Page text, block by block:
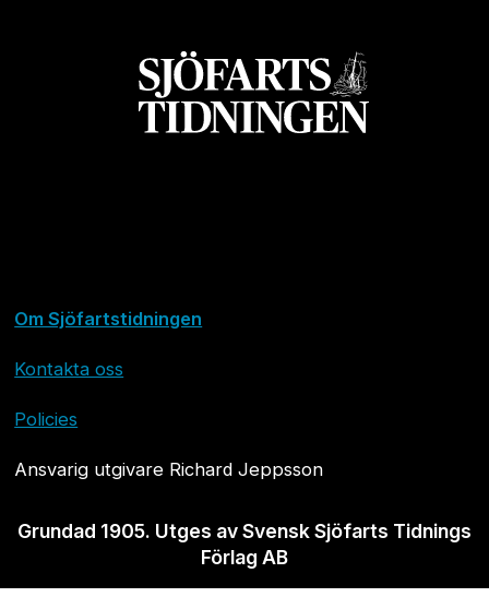
Om Sjöfartstidningen
Kontakta oss
Policies
Ansvarig utgivare Richard Jeppsson
Grundad 1905. Utges av Svensk Sjöfarts Tidnings
Förlag AB